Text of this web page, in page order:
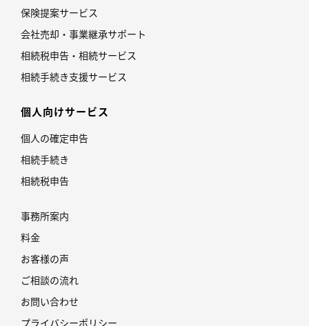
保険提案サービス
会社売却・事業継承サポート
相続税申告・相続サービス
相続手続き支援サービス
個人向けサービス
個人の確定申告
相続手続き
相続税申告
事務所案内
料金
お客様の声
ご相談の流れ
お問い合わせ
プライバシーポリシー